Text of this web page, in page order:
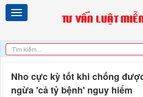
Nho cực kỳ tốt khi chống
ngừa 'cả tỷ bệnh' nguy hiểm